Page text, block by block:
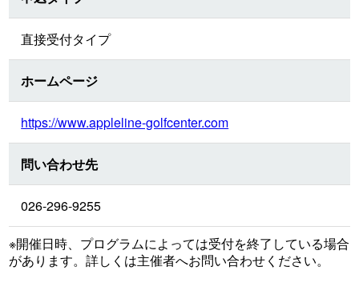
直接受付タイプ
ホームページ
https://www.appleline-golfcenter.com
問い合わせ先
026-296-9255
※開催日時、プログラムによっては受付を終了している場合
があります。詳しくは主催者へお問い合わせください。